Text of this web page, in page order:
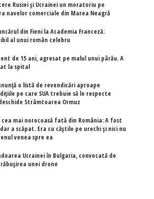
Rusiei și Ucrainei un moratoriu pe
navelor comerciale din Marea Neagră
din Fieni la Academia Franceză:
al unui român celebru
de 15 ani, agresat pe malul unui pârău. A
la spital
o listă de revendicări aproape
pe care SUA trebuie să le respecte
Strâmtoarea Ormuz
cea mai norocoasă fată din România: A fost
a scăpat. Era cu căștile pe urechi și nici nu
venea spre ea
Ucrainei în Bulgaria, convocată de
unei drone